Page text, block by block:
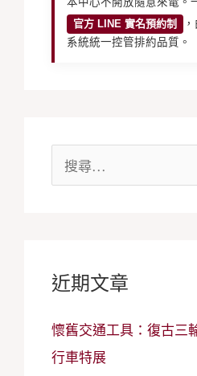
官方 LINE 實名預約制
系統統一控管排約品質。
字
近期文章
懷舊交通工具：復古三
行車特展